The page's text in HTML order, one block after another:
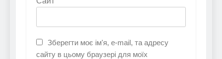
Зберегти моє ім'я, e-mail, та адресу
сайту в цьому браузері для моїх